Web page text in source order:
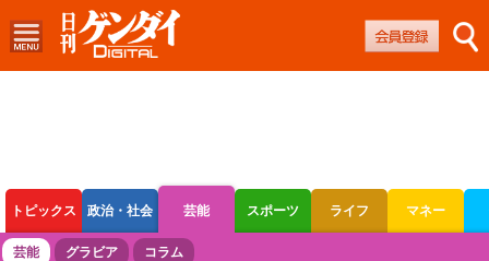
トピックス 政治・社会 芸能 スポーツ ライフ マネー
ボートレース 競輪 オートレース
芸能 グラビア コラム